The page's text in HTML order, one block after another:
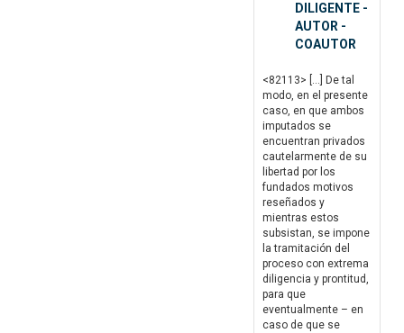
DILIGENTE -
AUTOR -
COAUTOR
<82113> […] De tal
modo, en el presente
caso, en que ambos
imputados se
encuentran privados
cautelarmente de su
libertad por los
fundados motivos
reseñados y
mientras estos
subsistan, se impone
la tramitación del
proceso con extrema
diligencia y prontitud,
para que
eventualmente – en
caso de que se